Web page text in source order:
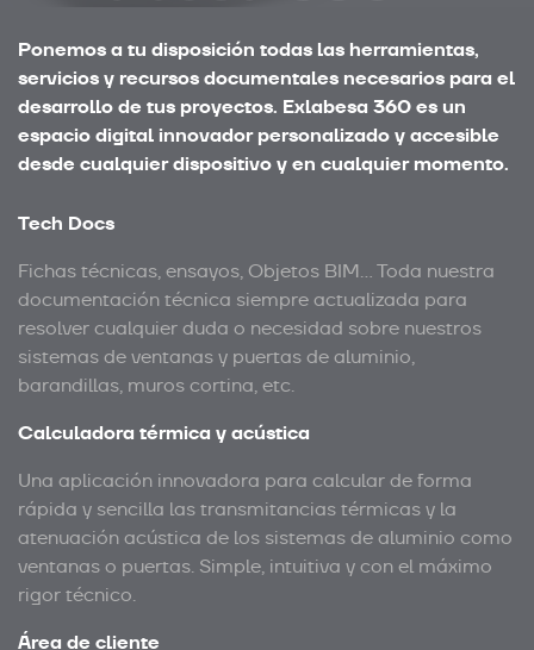
Ponemos a tu disposición todas las herramientas,
servicios y recursos documentales necesarios para el
desarrollo de tus proyectos. Exlabesa 360 es un
espacio digital innovador personalizado y accesible
desde cualquier dispositivo y en cualquier momento.
Tech Docs
Fichas técnicas, ensayos, Objetos BIM… Toda nuestra
documentación técnica siempre actualizada para
resolver cualquier duda o necesidad sobre nuestros
sistemas de ventanas y puertas de aluminio,
barandillas, muros cortina, etc.
Calculadora térmica y acústica
Una aplicación innovadora para calcular de forma
rápida y sencilla las transmitancias térmicas y la
atenuación acústica de los sistemas de aluminio como
ventanas o puertas. Simple, intuitiva y con el máximo
rigor técnico.
Área de cliente